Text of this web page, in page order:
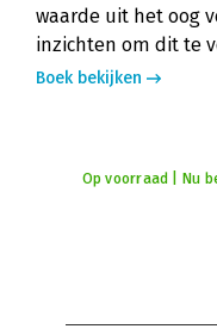
waarde uit het oog
inzichten om dit te
Boek bekijken
Op voorraad | Nu